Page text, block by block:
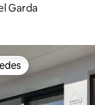
Garda
dos